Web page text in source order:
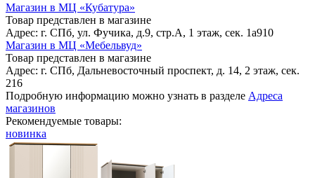
Магазин в МЦ «Кубатура»
Товар представлен в магазине
Адрес: г. СПб, ул. Фучика, д.9, стр.А, 1 этаж, сек. 1a910
Магазин в МЦ «Мебельвуд»
Товар представлен в магазине
Адрес: г. СПб, Дальневосточный проспект, д. 14, 2 этаж, сек.
216
Подробную информацию можно узнать в разделе Адреса
магазинов
Рекомендуемые товары:
новинка